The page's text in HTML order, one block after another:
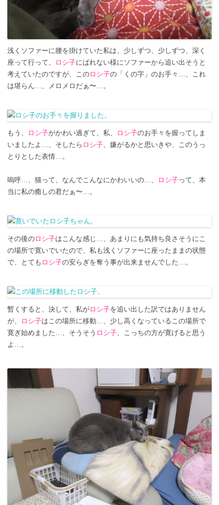
浅くソファーに腰を掛けていた私は、少しずつ、少しずつ、深く
座って行って、
ロシ子にばれない様にソファーから追い出そうと
考えていたのですが、このロシ子の「くの字」のお手々…、これ
は堪らん…、メロメロだぁ〜…。
もう、 ロシ子がかわい過ぎて、私、 ロシ子のお手々を握ってしま
いましたよ…、そしたら ロシ子、嫌がるかと思いきや、このうっ
とりとした表情…。
嗚呼…、猫って、なんでこんなにかわいいの…、 ロシ子って、本
当に私の癒しの君だぁ〜…。
その後のロシ子はこんな感じ…、あまりにも気持ち良さそうにこ
の場所で寛いでいたので、私も浅くソファーに座ったままの状態
で、とても ロシ子の安らぎを奪う事が出来ませんでした…。
暫くすると、決して、私がロシ子を追い出した訳ではありません
が、
ロシ子はこの場所に移動…、少し高くなっているこの場所で
寛ぎ始めました…、そうそう ロシ子、こっちの方が寛げると思う
よ…。